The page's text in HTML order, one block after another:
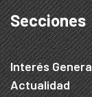
Secciones
Interés
Actualidad